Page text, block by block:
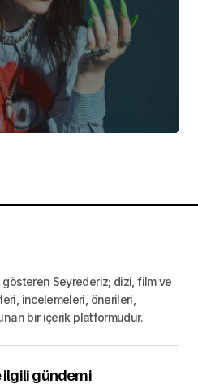
gösteren Seyrederiz; dizi, film ve
incelemeleri, önerileri,
bir içerik platformudur.
ilgili gündemi